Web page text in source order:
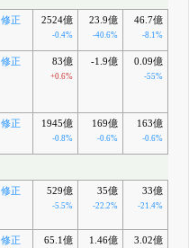
修正 2524億
-0.4%
23.9億
-40.6%
46.7億
-8.1%
修正 83億
+0.6%
-1.9億 0.09億
-55%
修正 1945億
-0.8%
169億
-0.6%
163億
-0.6%
修正 529億
-5.5%
35億
-22.2%
33億
-21.4%
修正 65.1億 1.46億 3.02億